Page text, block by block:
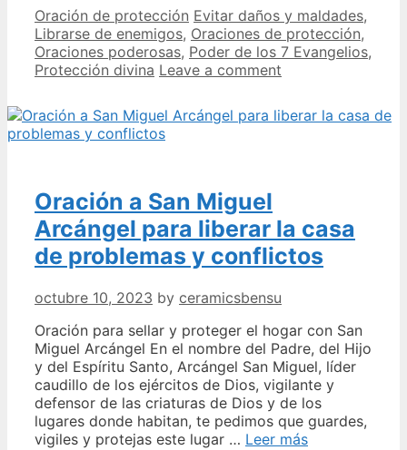
los
7
Evangelios:
Protección
ante
enemigos
y
Categories
Oración de protección Tags
Evitar daños y maldades,
Librarse de enemigos, Oraciones de protección,
Oraciones poderosas, Poder de los 7 Evangelios,
Protección divina Leave a comment
Oración a San Miguel
Arcángel para liberar la casa
de problemas y conflictos
octubre 10, 2023 by ceramicsbensu
Oración para sellar y proteger el hogar con San
Miguel Arcángel En el nombre del Padre, del Hijo
y del Espíritu Santo, Arcángel San Miguel, líder
caudillo de los ejércitos de Dios, vigilante y
defensor de las criaturas de Dios y de los
lugares donde habitan, te pedimos que guardes,
vigiles y protejas este lugar … Leer másOración